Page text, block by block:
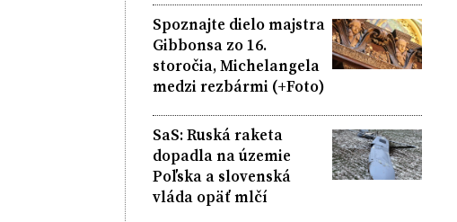
Spoznajte dielo majstra
Gibbonsa zo 16.
storočia, Michelangela
medzi rezbármi (+Foto)
SaS: Ruská raketa
dopadla na územie
Poľska a slovenská
vláda opäť mlčí